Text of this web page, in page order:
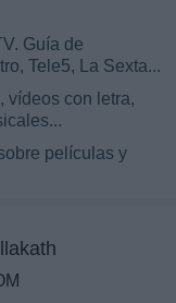
Guía de
Tele5, La Sexta...
vídeos con letra,
películas y